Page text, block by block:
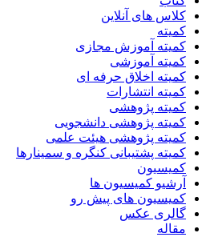
کلاس های آنلاین
کمیته
کمیته آموزش مجازی
کمیته آموزشی
کمیته اخلاق حرفه ای
کمیته انتشارات
کمیته پژوهشی
کمیته پژوهشی دانشجویی
کمیته پژوهشی هیئت علمی
کمیته پشتیبانی کنگره و سمینارها
کمیسیون
آرشیو کمیسیون ها
کمیسیون های پیش رو
گالری عکس
مقاله